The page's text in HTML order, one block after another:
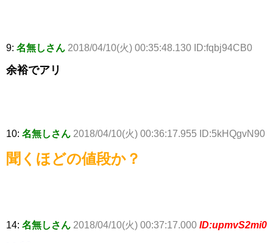
9: 名無しさん 2018/04/10(火) 00:35:48.130 ID:fqbj94CB0
余裕でアリ
10: 名無しさん 2018/04/10(火) 00:36:17.955 ID:5kHQgvN90
聞くほどの値段か？
14: 名無しさん 2018/04/10(火) 00:37:17.000 ID:upmvS2mi0